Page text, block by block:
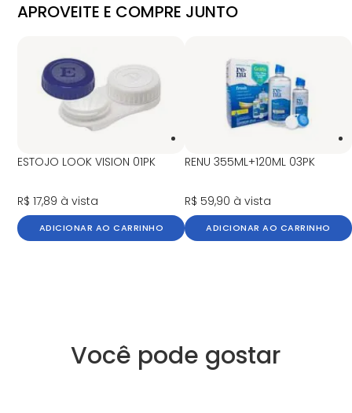
APROVEITE E COMPRE JUNTO
ESTOJO LOOK VISION 01PK
R$ 17,89 à vista
ADICIONAR AO CARRINHO
RENU 355ML+120ML 03PK
R$ 59,90 à vista
ADICIONAR AO CARRINHO
Você pode gostar